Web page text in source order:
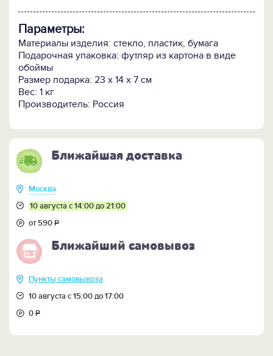
Параметры:
Материалы изделия: стекло, пластик, бумага
Подарочная упаковка: футляр из картона в виде
обоймы
Размер подарка: 23 х 14 х 7 см
Вес: 1 кг
Производитель: Россия
Ближайшая доставка
Москва
10 августа с 14:00 до 21:00
от 590Р
Ближайший самовывоз
Пункты самовывоза
10 августа с 15:00 до 17:00
0Р